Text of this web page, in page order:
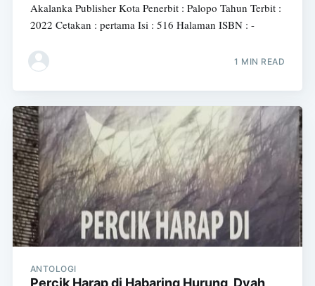
Akalanka Publisher Kota Penerbit : Palopo Tahun Terbit :
2022 Cetakan : pertama Isi : 516 Halaman ISBN : -
1 MIN READ
ANTOLOGI
Percik Harap di Habaring Hurung, Dyah